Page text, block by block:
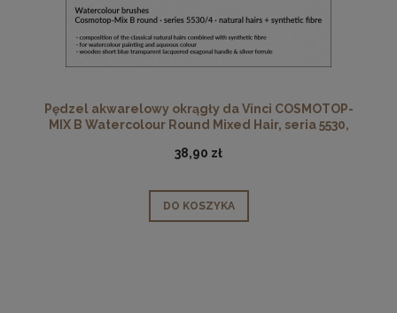
Pędzel akwarelowy okrągły da Vinci COSMOTOP-
MIX B Watercolour Round Mixed Hair, seria 5530,
38,90 zł
DO KOSZYKA